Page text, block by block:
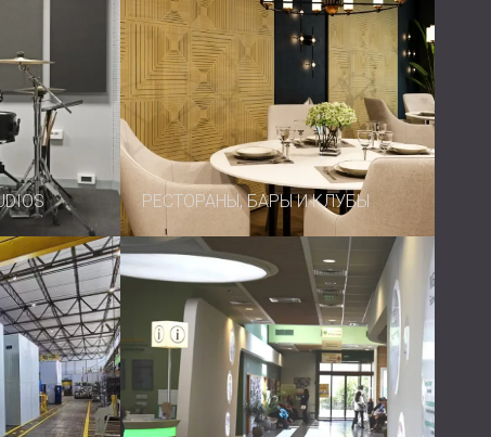
РЕСТОРАНЫ, БАРЫ И КЛУБЫ